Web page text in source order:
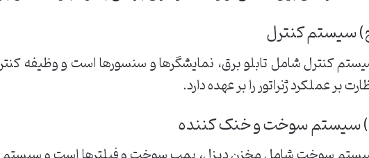
سیستم کنترل
کنترل شامل تابلو برق، نمایشگرها و سنسورها است و وظیفه
بر عملکرد ژنراتور را بر عهده دارد.
سیستم سوخت و خنک کننده